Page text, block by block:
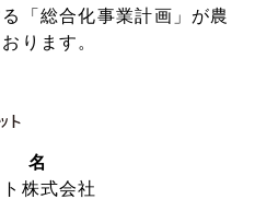
「総合化事業計画」が農
ります。
名
株式会社